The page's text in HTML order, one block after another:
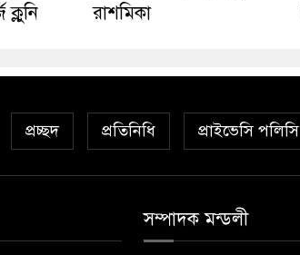
ক্লুনি
রাশমিকা
প্রচ্ছদ প্রতিনিধি প্রাইভেসি পলিসি
সম্পাদক মন্ডলী